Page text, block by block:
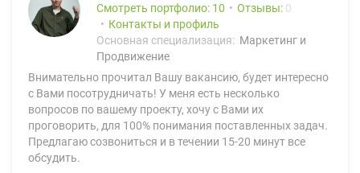
Смотреть портфолио: 10 Отзывы: 0
Контакты и профиль
Основная специализация: Маркетинг и
Продвижение
Внимательно прочитал Вашу вакансию, будет интересно
с Вами посотрудничать! У меня есть несколько
вопросов по вашему проекту, хочу с Вами их
проговорить, для 100% понимания поставленных задач.
Предлагаю созвониться и в течении 15-20 минут все
обсудить.